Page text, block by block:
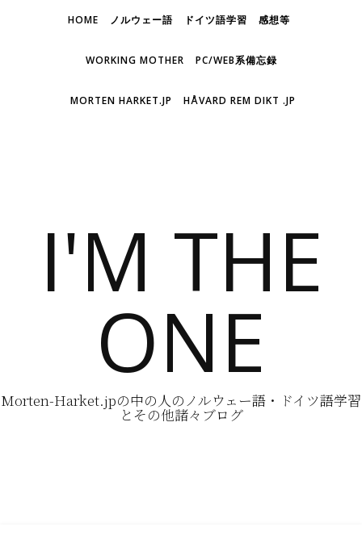
HOME ノルウェー語 ドイツ語学習 感想等
WORKING MOTHER PC/WEB系備忘録
MORTEN HARKET.JP HÅVARD REM DIKT .JP
I'M THE
ONE
Morten-Harket.jpの中の人のノルウェー語・ドイツ語学習
とその他諸々ブログ